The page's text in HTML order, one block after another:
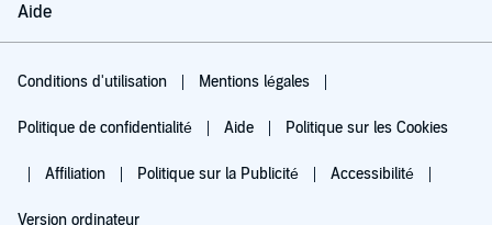
Aide
Conditions d'utilisation Mentions légales
Politique de confidentialité Aide Politique sur les Cookies
Affiliation Politique sur la Publicité Accessibilité
Version ordinateur